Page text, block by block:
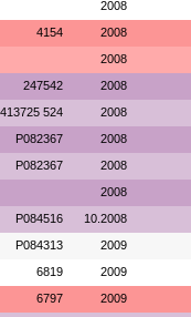
2008
4154 2008
2008
247542 2008
413725 524 2008
P082367 2008
P082367 2008
2008
P084516 10.2008
P084313 2009
6819 2009
6797 2009